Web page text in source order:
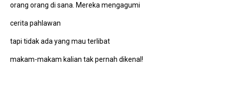
orang orang di sana. Mereka mengagumi
cerita pahlawan
tapi tidak ada yang mau terlibat
makam-makam kalian tak pernah dikenal!